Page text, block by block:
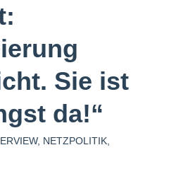
Sie ist
da!“
, NETZPOLITIK,